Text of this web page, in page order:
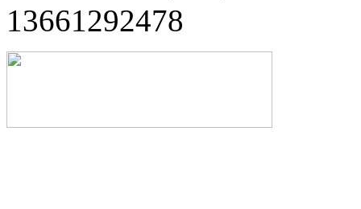
13661292478